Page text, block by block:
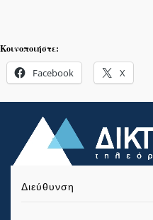
Κοινοποιήστε:
Facebook X
Διεύθυνση